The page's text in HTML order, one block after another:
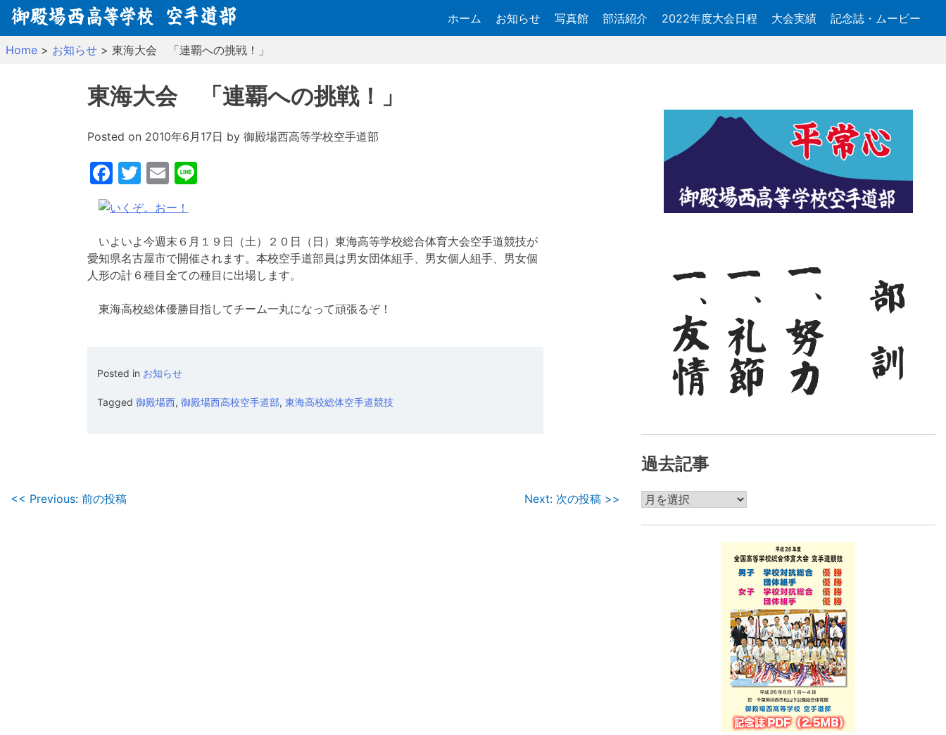
Skip
ホーム お知らせ 写真館 部活紹介 2022年度大会日程 大会実績 記念誌・ムービー
Home > お知らせ > 東海大会 「連覇への挑戦！」
東海大会 「連覇への挑戦！」
Posted on 2010年6月17日 by 御殿場西高等学校空手道部
Facebook
Twitter
Email
いよいよ今週末６月１９日（土）２０日（日）東海高等学校総合体育大会空手道競技が
愛知県名古屋市で開催されます。本校空手道部員は男女団体組手、男女個人組手、男女個
人形の計６種目全ての種目に出場します。
東海高校総体優勝目指してチーム一丸になって頑張るぞ！
Posted in お知らせ
Tagged 御殿場西, 御殿場西高校空手道部, 東海高校総体空手道競技
投
<< Previous: 前の投稿 Next: 次の投稿 >>
過去記事
過